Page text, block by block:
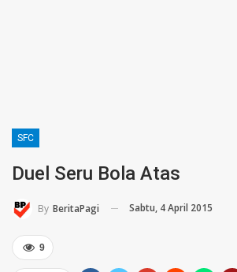
SFC
Duel Seru Bola Atas
By BeritaPagi Sabtu, 4 April 2015
9